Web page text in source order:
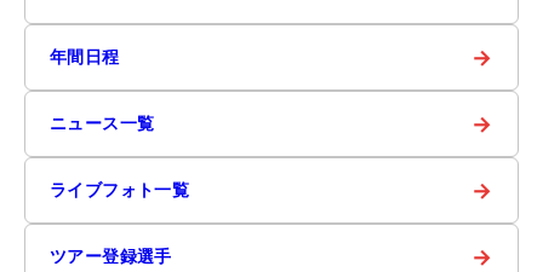
年間日程 →
ニュース一覧 →
ライブフォト一覧 →
ツアー登録選手 →